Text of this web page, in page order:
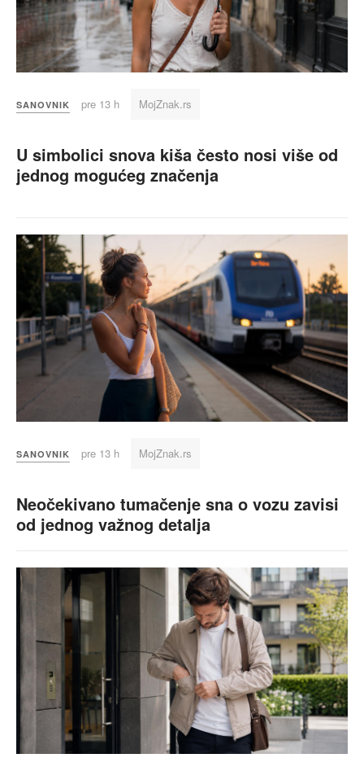
SANOVNIK pre 13 h MojZnak.rs
U simbolici snova kiša često nosi više od
jednog mogućeg značenja
SANOVNIK pre 13 h MojZnak.rs
Neočekivano tumačenje sna o vozu zavisi
od jednog važnog detalja